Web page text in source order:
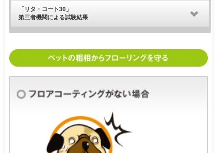
「リタ・コート30」
第三者機関による試験結果